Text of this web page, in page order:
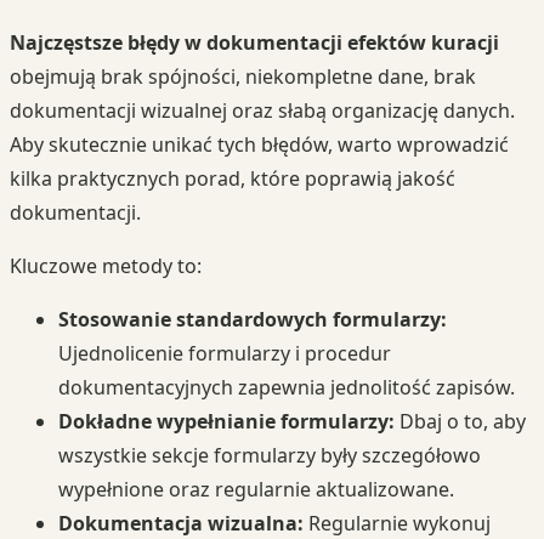
Najczęstsze błędy w dokumentacji efektów kuracji
obejmują brak spójności, niekompletne dane, brak
dokumentacji wizualnej oraz słabą organizację danych.
Aby skutecznie unikać tych błędów, warto wprowadzić
kilka praktycznych porad, które poprawią jakość
dokumentacji.
Kluczowe metody to:
Stosowanie standardowych formularzy:
Ujednolicenie formularzy i procedur
dokumentacyjnych zapewnia jednolitość zapisów.
Dokładne wypełnianie formularzy: Dbaj o to, aby
wszystkie sekcje formularzy były szczegółowo
wypełnione oraz regularnie aktualizowane.
Dokumentacja wizualna: Regularnie wykonuj